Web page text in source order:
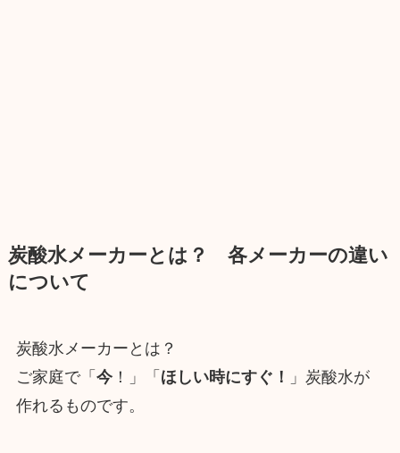
炭酸水メーカーとは？ 各メーカーの違い
について
炭酸水メーカーとは？
ご家庭で「 今！」「 ほしい時にすぐ！
」炭酸水が
作れるものです。